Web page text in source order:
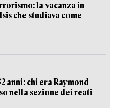
la vacanza in
che studiava come
anni: chi era Raymond
nella sezione dei reati